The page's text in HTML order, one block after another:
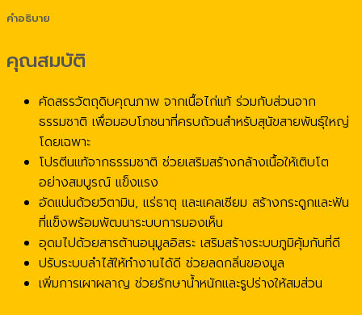
คำอธิบาย
คุณสมบัติ
คัดสรรวัตถุดิบคุณภาพ จากเนื้อไก่แท้ ร่วมกับส่วนจาก
ธรรมชาติ เพื่อมอบโภชนาที่ครบถ้วนสำหรับสุนัขสายพันธุ์ใหญ่
โดยเฉพาะ
โปรตีนแท้จากธรรมชาติ ช่วยเสริมสร้างกล้างเนื้อให้เติบโต
อย่างสมบูรณ์ แข็งแรง
อัดแน่นด้วยวิตามิน, แร่ธาตุ และแคลเซียม สร้างกระดูกและฟัน
ที่แข็งพร้อมพัฒนาระบบการมองเห็น
อุดมไปด้วยสารต้านอนุมูลอิสระ เสริมสร้างระบบภูมิคุ้มกันที่ดี
ปรับระบบลำไส้ให้ทำงานได้ดี ช่วยลดกลิ่นของมูล
เพิ่มการเผาผลาญ ช่วยรักษาน้ำหนักและรูปร่างให้สมส่วน